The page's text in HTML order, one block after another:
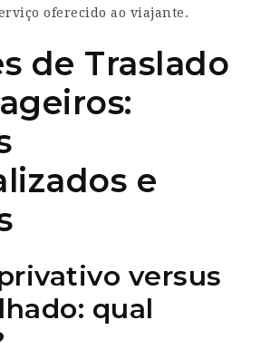
oferecido ao viajante.
de Traslado
e
versus
qual